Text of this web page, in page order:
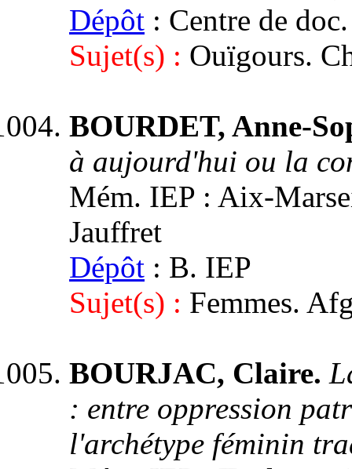
Dépôt : Centre de
Sujet(s) : Ouïgours.
BOURDET, Anne-
à aujourd'hui ou la
Mém. IEP : Aix-
Jauffret
Dépôt : B. IEP
Sujet(s) : Femmes.
BOURJAC, Claire.
: entre oppression
l'archétype féminin